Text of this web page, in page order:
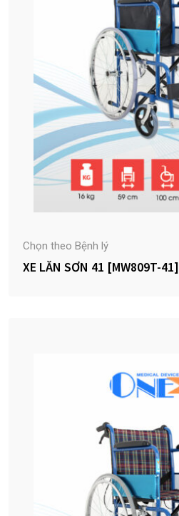
Chọn theo Bệnh lý
XE LĂN SƠN 41 [MW809T-41]